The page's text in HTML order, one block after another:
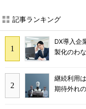
記事ランキング
DX導入企
製化のわ
継続利用
期待外れ